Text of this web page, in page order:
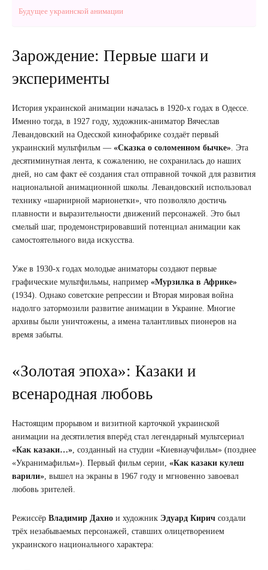
Будущее украинской анимации
Зарождение: Первые шаги и
эксперименты
История украинской анимации началась в 1920-х годах в Одессе.
Именно тогда, в 1927 году, художник-аниматор Вячеслав
Левандовский на Одесской кинофабрике создаёт первый
украинский мультфильм — «Сказка о соломенном бычке». Эта
десятиминутная лента, к сожалению, не сохранилась до наших
дней, но сам факт её создания стал отправной точкой для развития
национальной анимационной школы. Левандовский использовал
технику «шарнирной марионетки», что позволяло достичь
плавности и выразительности движений персонажей. Это был
смелый шаг, продемонстрировавший потенциал анимации как
самостоятельного вида искусства.
Уже в 1930-х годах молодые аниматоры создают первые
графические мультфильмы, например «Мурзилка в Африке»
(1934). Однако советские репрессии и Вторая мировая война
надолго затормозили развитие анимации в Украине. Многие
архивы были уничтожены, а имена талантливых пионеров на
время забыты.
«Золотая эпоха»: Казаки и
всенародная любовь
Настоящим прорывом и визитной карточкой украинской
анимации на десятилетия вперёд стал легендарный мультсериал
«Как казаки…», созданный на студии «Киевнаучфильм» (позднее
«Укранимафильм»). Первый фильм серии, «Как казаки кулеш
варили», вышел на экраны в 1967 году и мгновенно завоевал
любовь зрителей.
Режиссёр Владимир Дахно и художник Эдуард Кирич создали
трёх незабываемых персонажей, ставших олицетворением
украинского национального характера: